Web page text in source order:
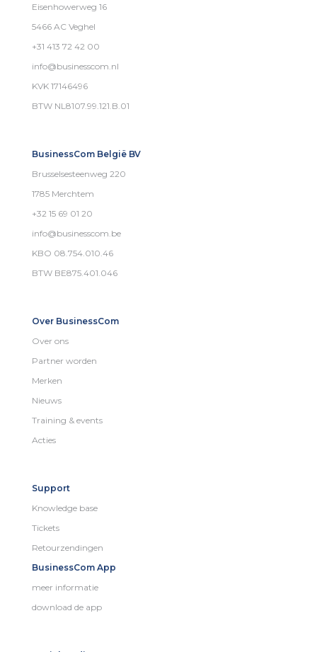
Eisenhowerweg 16
5466 AC Veghel
+31 413 72 42 00
info@businesscom.nl
KVK 17146496
BTW NL8107.99.121.B.01
BusinessCom België BV
Brusselsesteenweg 220
1785 Merchtem
+32 15 69 01 20
info@businesscom.be
KBO 08.754.010.46
BTW BE875.401.046
Over BusinessCom
Over ons
Partner worden
Merken
Nieuws
Training & events
Acties
Support
Knowledge base
Tickets
Retourzendingen
BusinessCom App
meer informatie
download de app